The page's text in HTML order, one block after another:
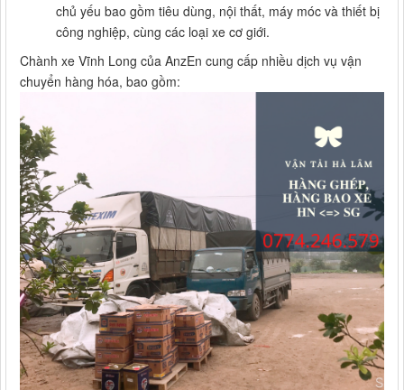
chủ yếu bao gồm tiêu dùng, nội thất, máy móc và thiết bị
công nghiệp, cùng các loại xe cơ giới.
Chành xe Vĩnh Long của AnzEn cung cấp nhiều dịch vụ vận
chuyển hàng hóa, bao gồm: